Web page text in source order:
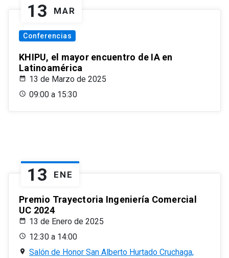
13 MAR
Conferencias
KHIPU, el mayor encuentro de IA en
Latinoamérica
13 de Marzo de 2025
09:00 a 15:30
13 ENE
Premio Trayectoria Ingeniería Comercial
UC 2024
13 de Enero de 2025
12:30 a 14:00
Salón de Honor San Alberto Hurtado Cruchaga,